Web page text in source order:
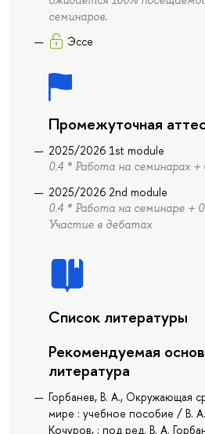
семинаров.
Эссе
Промежуточная
2025/2026 1st module
0.4 * Работа на семинарах +
2025/2026 2nd module
0.4 * Работа на семинаре +
Участие в дебатах
Список литературы
Рекомендуемая
литература
Горбанев, В. А., Окружающая
мире : учебное пособие / В.
Кочуров, ; под ред. В. А.